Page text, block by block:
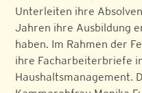
Unterleiten ihre
Jahren ihre Ausbildung
haben. Im Rahmen der
ihre Facharbeiterbriefe
Haushaltsmanagement.